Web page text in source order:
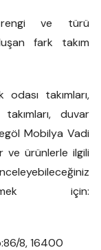
ve türü
fark takım
takımları,
duvar
Mobilya Vadi
ve ürünlerle ilgili
için:
8, 16400